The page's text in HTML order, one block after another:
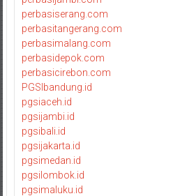
perbasiserang.com
perbasitangerang.com
perbasimalang.com
perbasidepok.com
perbasicirebon.com
PGSIbandung.id
pgsiaceh.id
pgsijambi.id
pgsibali.id
pgsijakarta.id
pgsimedan.id
pgsilombok.id
pgsimaluku.id